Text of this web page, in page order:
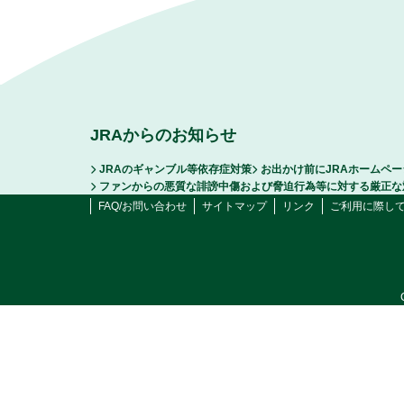
JRAからのお知らせ
JRAのギャンブル等依存症対策
お出かけ前にJRAホームペ
ファンからの悪質な誹謗中傷および脅迫行為等に対する厳正
FAQ/お問い合わせ
サイトマップ リンク ご利用に際し